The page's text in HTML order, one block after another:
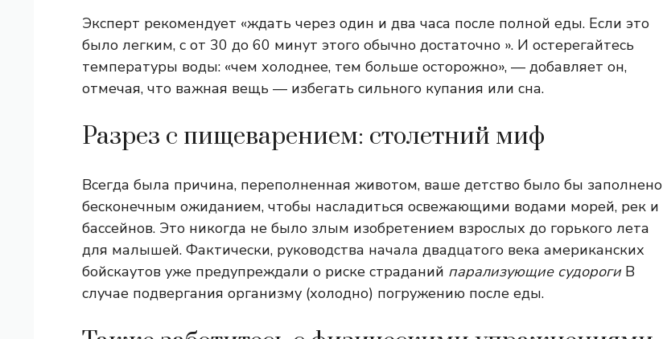
Эксперт рекомендует «ждать через один и два часа после полной еды. Если это
было легким, с от 30 до 60 минут этого обычно достаточно ». И остерегайтесь
температуры воды: «чем холоднее, тем больше осторожно», — добавляет он,
отмечая, что важная вещь — избегать сильного купания или сна.
Разрез с пищеварением: столетний миф
Всегда была причина, переполненная животом, ваше детство было бы заполнено
бесконечным ожиданием, чтобы насладиться освежающими водами морей, рек и
бассейнов. Это никогда не было злым изобретением взрослых до горького лета
для малышей. Фактически, руководства начала двадцатого века американских
бойскаутов уже предупреждали о риске страданий парализующие судорогиВ
случае подвергания организму (холодно) погружению после еды.